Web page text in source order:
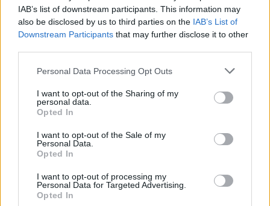
IAB’s list of downstream participants. This information may
also be disclosed by us to third parties on the IAB’s List of
Downstream Participants that may further disclose it to other
Personal Data Processing Opt Outs
I want to opt-out of the Sharing of my
personal data.
Opted In
I want to opt-out of the Sale of my
Personal Data.
Opted In
I want to opt-out of processing my
Personal Data for Targeted Advertising.
Opted In
Classic Mantra
Titolare 5 - 17
Squalificato